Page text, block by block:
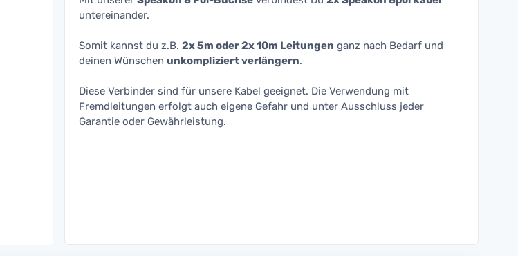
untereinander.
Somit kannst du z.B. 2x 5m oder 2x 10m Leitungen ganz nach Bedarf und
deinen Wünschen unkompliziert verlängern.
Diese Verbinder sind für unsere Kabel geeignet. Die Verwendung mit
Fremdleitungen erfolgt auch eigene Gefahr und unter Ausschluss jeder
Garantie oder Gewährleistung.